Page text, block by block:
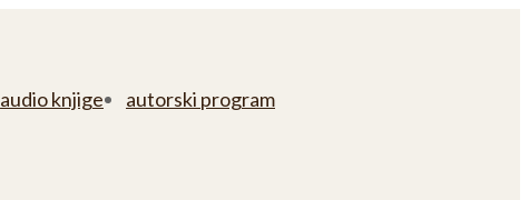
audio knjige autorski program